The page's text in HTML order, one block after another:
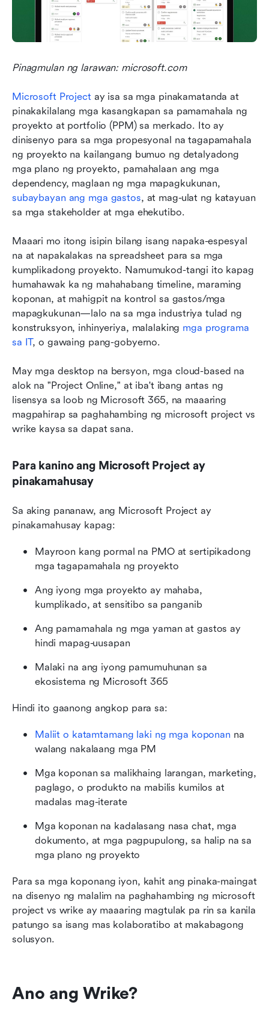
Pinagmulan ng larawan: microsoft.com
Microsoft Project ay isa sa mga pinakamatanda at
pinakakilalang mga kasangkapan sa pamamahala ng
proyekto at portfolio (PPM) sa merkado. Ito ay
dinisenyo para sa mga propesyonal na tagapamahala
ng proyekto na kailangang bumuo ng detalyadong
mga plano ng proyekto, pamahalaan ang mga
subaybayan ang mga gastos, at mag-ulat ng katayuan
sa mga stakeholder at mga ehekutibo.
Maaari mo itong isipin bilang isang napaka-espesyal
na at napakalakas na spreadsheet para sa mga
kumplikadong proyekto. Namumukod-tangi ito kapag
humahawak ka ng mahahabang timeline, maraming
koponan, at mahigpit na kontrol sa gastos/mga
mapagkukunan—lalo na sa mga industriya tulad ng
konstruksyon, inhinyeriya, malalaking mga programa
sa IT, o gawaing pang-gobyerno.
May mga desktop na bersyon, mga cloud-based na
alok na "Project Online," at iba't ibang antas ng
lisensya sa loob ng Microsoft 365, na maaaring
magpahirap sa paghahambing ng microsoft project vs
wrike kaysa sa dapat sana.
Para kanino ang Microsoft Project ay
pinakamahusay
Sa aking pananaw, ang Microsoft Project ay
pinakamahusay kapag:
Mayroon kang pormal na PMO at sertipikadong
mga tagapamahala ng proyekto
Ang iyong mga proyekto ay mahaba,
kumplikado, at sensitibo sa panganib
Ang pamamahala ng mga yaman at gastos ay
hindi mapag-uusapan
Malaki na ang iyong pamumuhunan sa
ekosistema ng Microsoft 365
Hindi ito gaanong angkop para sa:
Maliit o katamtamang laki ng mga koponan na
walang nakalaang mga PM
Mga koponan sa malikhaing larangan, marketing,
paglago, o produkto na mabilis kumilos at
madalas mag-iterate
Mga koponan na kadalasang nasa chat, mga
dokumento, at mga pagpupulong, sa halip na sa
mga plano ng proyekto
Para sa mga koponang iyon, kahit ang pinaka-maingat
na disenyo ng malalim na paghahambing ng microsoft
project vs wrike ay maaaring magtulak pa rin sa kanila
patungo sa isang mas kolaboratibo at makabagong
solusyon.
Ano ang Wrike?